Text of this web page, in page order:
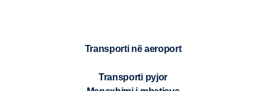
Transporti në aeroport
Transporti pyjor